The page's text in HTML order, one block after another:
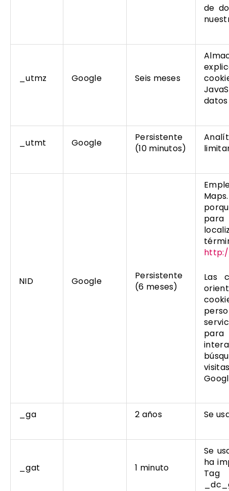
de
_utmz Google Seis meses
_utmt Google
Persistente
(10 minutos)
NID Google
Persistente
(6 meses)
Las
para
_ga 2 años Se
_gat 1 minuto
Se
ha